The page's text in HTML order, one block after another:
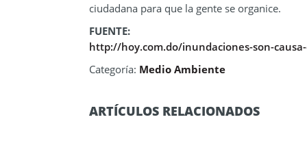
ciudadana para que la gente se organice.
FUENTE:
http://hoy.com.do/inundaciones-son-
Categoría: Medio Ambiente
ARTÍCULOS RELACIONADOS